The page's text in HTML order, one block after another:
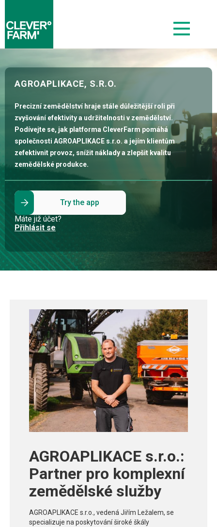
AGROAPLIKACE, S.R.O.
Precizní zemědělství hraje stále důležitější roli při
zvyšování efektivity a udržitelnosti v zemědělství.
Podívejte se, jak platforma CleverFarm pomáhá
společnosti AGROAPLIKACE s.r.o. a jejím klientům
zefektivnit provoz, snížit náklady a zlepšit kvalitu
zemědělské produkce.
Try the app
Máte již účet?
Přihlásit se
AGROAPLIKACE s.r.o.:
Partner pro komplexní
zemědělské služby
AGROAPLIKACE s.r.o., vedená Jiřím Ležalem, se
specializuje na poskytování široké škály